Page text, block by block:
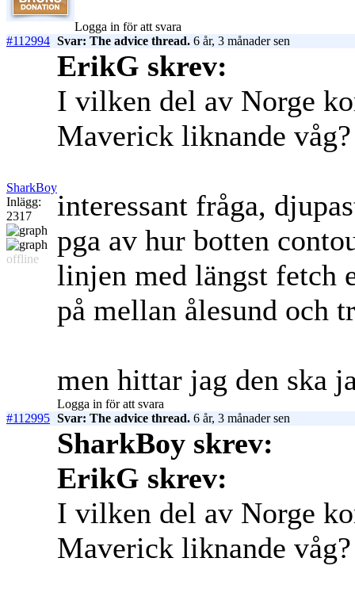
Logga in för att svara
#112994 Svar: The advice thread. 6 år, 3 månader sen
SharkBoy
Inlägg:
2317
offline
ErikG skrev:
I vilken del av Norge
Maverick liknande våg?
interessant fråga,
pga av hur botten
linjen med längst fetch
på mellan ålesund och
men hittar jag den ska
Logga in för att svara
#112995 Svar: The advice thread. 6 år, 3 månader sen
SharkBoy skrev:
ErikG skrev:
I vilken del av Norge
Maverick liknande våg?